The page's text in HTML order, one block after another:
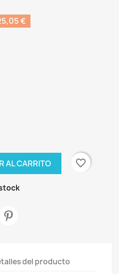
€
AL CARRITO favorite_border
del producto